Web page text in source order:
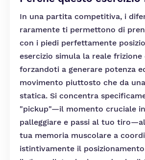
In una partita competitiva, i
raramente ti permettono di
con i piedi perfettamente
esercizio simula la reale frizione
forzandoti a generare potenza
movimento piuttosto che da
statica. Si concentra
"pickup"—il momento cruciale
palleggiare e passi al tuo
tua memoria muscolare a
istintivamente il